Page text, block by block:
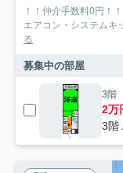
！！仲介手数料0円！
エアコン・システムキ
る
募集中の部屋
3階
2万
3階